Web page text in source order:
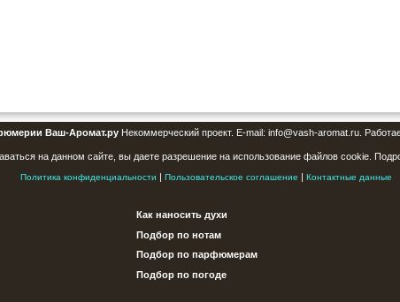
Ваш-Аромат.руНекоммерческий проект. E-mail: info@vash-aromat.ru.
на данном сайте, вы даете разрешение на использование файлов cookie.
Политика конфиденциальности | Пользовательское соглашение | Контактные данные
Как наносить духи
Подбор по нотам
Подбор по парфюмерам
Подбор по погоде